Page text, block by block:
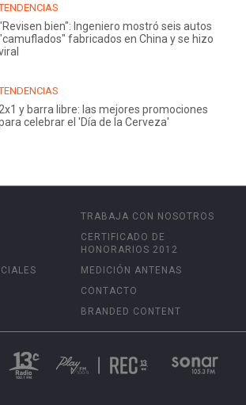
bien": Ingeniero mostró seis autos
fabricados en China y se hizo
2x1 y barra libre: las mejores promociones
celebrar el 'Día de la Cerveza'
TRABAJA CON NOSOTROS
CERTIFICADO DE
HONORARIOS 2012
MEDICIÓN ANTENAS
CONTACTO
BRANDED CONTENT